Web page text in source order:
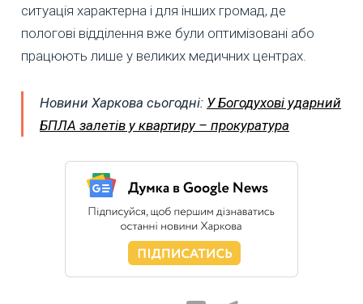
ситуація характерна і для інших громад, де
пологові відділення вже були оптимізовані або
працюють лише у великих медичних центрах.
Новини Харкова сьогодні: У Богодухові ударний
БПЛА залетів у квартиру – прокуратура